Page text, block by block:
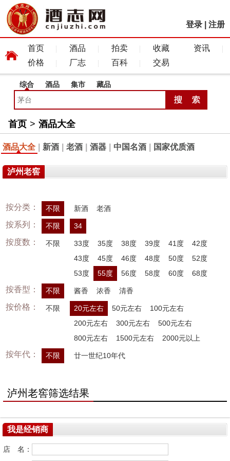
登录 注册
首页 酒品 拍卖 收藏
资讯
价格
厂志 百科 交易
综合 酒品 集市 藏品
首页 > 酒品大全
酒品大全 新酒 老酒 酒器 中国名酒 国家优质酒
泸州老窖
按分类： 不限 新酒 老酒
按系列： 不限 34
按度数： 不限 33度 35度 38度 39度 41度
42度
43度
45度 46度 48度 50度
52度
53度
55度 56度 58度 60度 68度
按香型： 不限 酱香 浓香 清香
按价格： 不限 20元左右 50元左右
100元左右
200元左右
300元左右
500元左右
800元左右
1500元左右 2000元以上
按年代： 不限 廿一世纪10年代
泸州老窖筛选结果
我是经销商
店 名：